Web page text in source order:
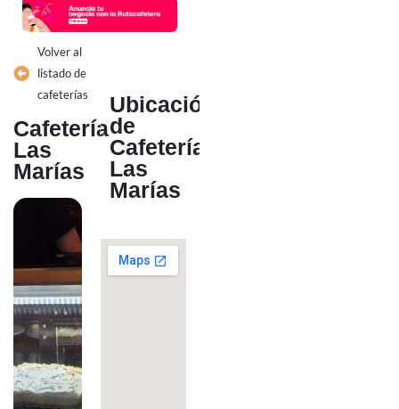
Volver al
listado de
cafeterías
Cafetería
Las
Marías
Ubicación
de
Cafetería
Las
Marías